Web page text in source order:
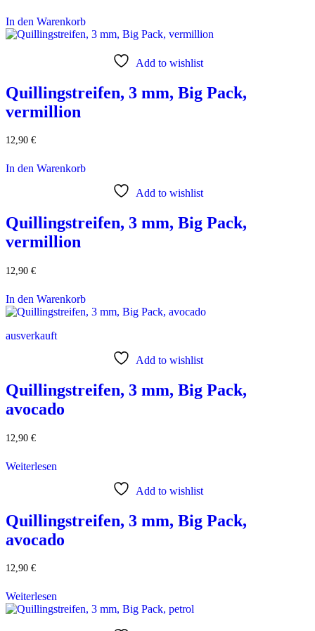
In den Warenkorb
Add to wishlist
Quillingstreifen, 3 mm, Big Pack,
vermillion
12,90 €
In den Warenkorb
Add to wishlist
Quillingstreifen, 3 mm, Big Pack,
vermillion
12,90 €
In den Warenkorb
ausverkauft
Add to wishlist
Quillingstreifen, 3 mm, Big Pack,
avocado
12,90 €
Weiterlesen
Add to wishlist
Quillingstreifen, 3 mm, Big Pack,
avocado
12,90 €
Weiterlesen